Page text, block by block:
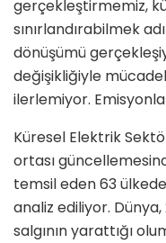
gerçekleştirmemiz,
sınırlandırabilmek
dönüşümü
değişikliğiyle
ilerlemiyor.
Küresel Elektrik
ortası
temsil eden 63
analiz ediliyor.
salgının yarattığı